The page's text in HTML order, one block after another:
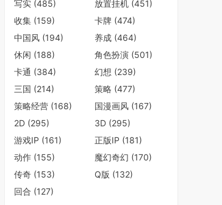
写实 (485) 放置挂机(451)
收集 (159) 卡牌 (474)
中国风 (194) 养成(464)
休闲 (188) 角色扮演(501)
卡通 (384) 幻想 (239)
三国 (214) 策略 (477)
策略经营 (168) 国漫画风(167)
2D (295) 3D(295)
游戏IP (161) 正版IP (181)
动作 (155) 魔幻奇幻 (170)
传奇 (153) Q版 (132)
回合 (127)